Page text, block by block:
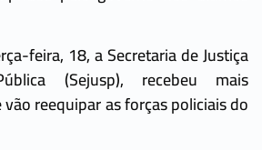
feira, 18, a Secretaria de Justiça
(Sejusp), recebeu mais
reequipar as forças policiais do